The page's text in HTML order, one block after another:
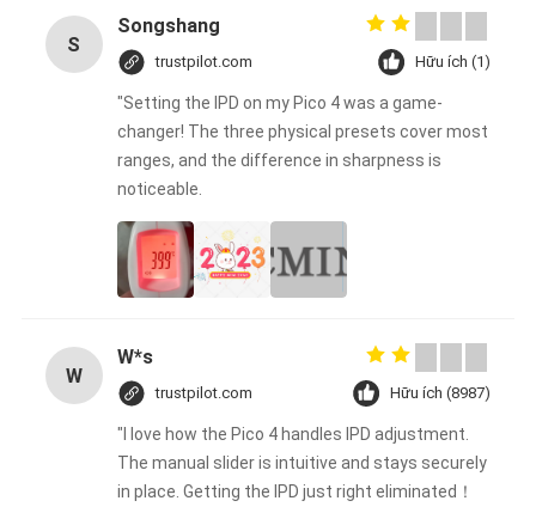
S
Songshang
trustpilot.com Hữu ích (1)
"Setting the IPD on my Pico 4 was a game-
changer! The three physical presets cover most
ranges, and the difference in sharpness is
noticeable.
W
W*s
trustpilot.com Hữu ích (8987)
"I love how the Pico 4 handles IPD adjustment.
The manual slider is intuitive and stays securely
in place. Getting the IPD just right eliminated！